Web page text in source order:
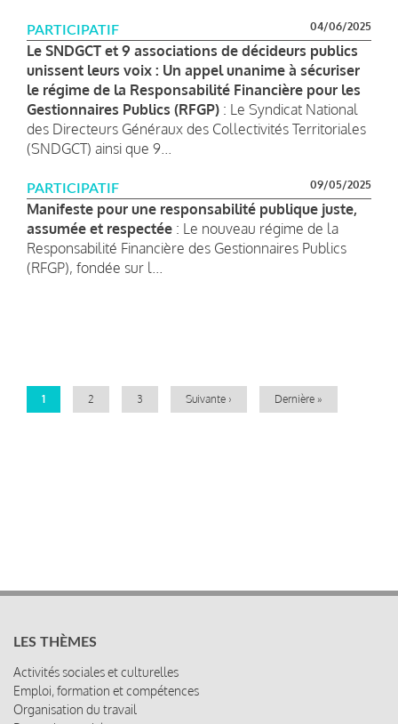
PARTICIPATIF 04/06/2025
Le SNDGCT et 9 associations de décideurs publics
unissent leurs voix : Un appel unanime à sécuriser
le régime de la Responsabilité Financière pour les
Gestionnaires Publics (RFGP) : Le Syndicat National
des Directeurs Généraux des Collectivités Territoriales
(SNDGCT) ainsi que 9...
PARTICIPATIF 09/05/2025
Manifeste pour une responsabilité publique juste,
assumée et respectée : Le nouveau régime de la
Responsabilité Financière des Gestionnaires Publics
(RFGP), fondée sur l...
Page
1 Page
2 Page
3
Page
Suivante ›
Dernière
Dernière »
LES THÈMES
Activités sociales et culturelles
Emploi, formation et compétences
Organisation du travail